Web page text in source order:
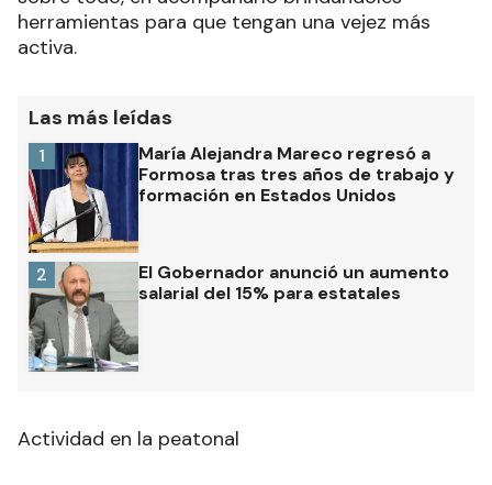
herramientas para que tengan una vejez más
activa.
Las más leídas
María Alejandra Mareco regresó a
Formosa tras tres años de trabajo y
formación en Estados Unidos
1
El Gobernador anunció un aumento
salarial del 15% para estatales
2
Actividad en la peatonal